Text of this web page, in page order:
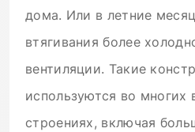
дома. Или в летние
втягивания более
вентиляции. Такие
используются во
строениях, включая